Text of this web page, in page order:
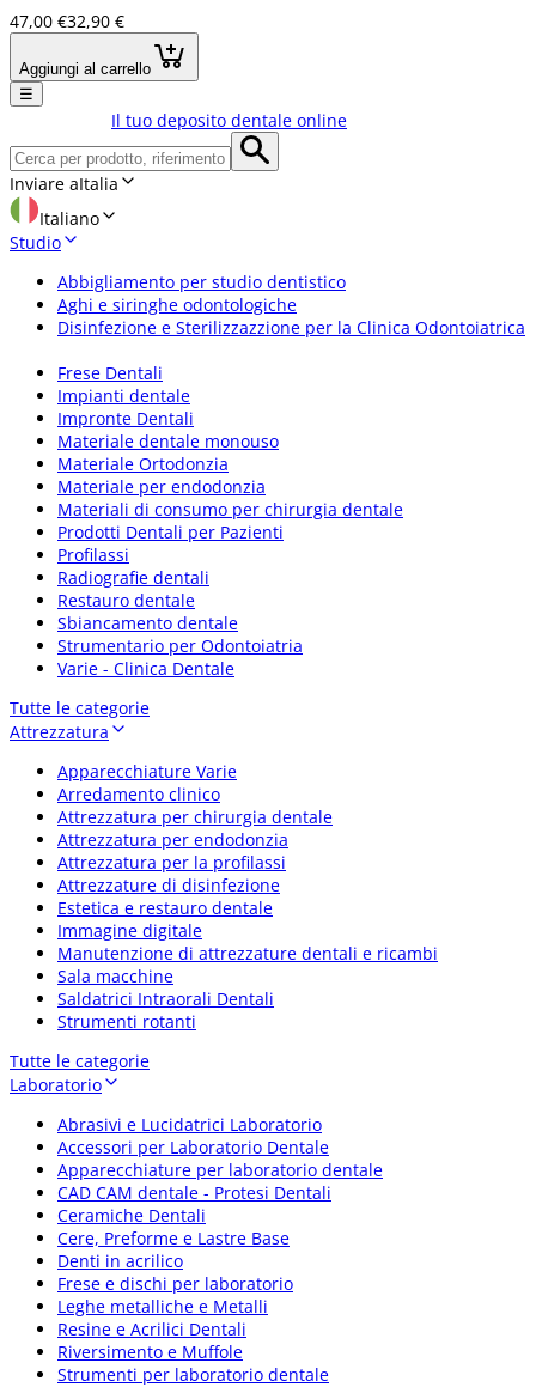
47,00 €32,90 €
Aggiungi al carrello
☰
Il tuo deposito dentale online
Inviare aItalia
Italiano
Studio
Abbigliamento per studio dentistico
Aghi e siringhe odontologiche
Disinfezione e Sterilizzazzione per la Clinica Odontoiatrica
Frese Dentali
Impianti dentale
Impronte Dentali
Materiale dentale monouso
Materiale Ortodonzia
Materiale per endodonzia
Materiali di consumo per chirurgia dentale
Prodotti Dentali per Pazienti
Profilassi
Radiografie dentali
Restauro dentale
Sbiancamento dentale
Strumentario per Odontoiatria
Varie - Clinica Dentale
Tutte le categorie
Attrezzatura
Apparecchiature Varie
Arredamento clinico
Attrezzatura per chirurgia dentale
Attrezzatura per endodonzia
Attrezzatura per la profilassi
Attrezzature di disinfezione
Estetica e restauro dentale
Immagine digitale
Manutenzione di attrezzature dentali e ricambi
Sala macchine
Saldatrici Intraorali Dentali
Strumenti rotanti
Tutte le categorie
Laboratorio
Abrasivi e Lucidatrici Laboratorio
Accessori per Laboratorio Dentale
Apparecchiature per laboratorio dentale
CAD CAM dentale - Protesi Dentali
Ceramiche Dentali
Cere, Preforme e Lastre Base
Denti in acrilico
Frese e dischi per laboratorio
Leghe metalliche e Metalli
Resine e Acrilici Dentali
Riversimento e Muffole
Strumenti per laboratorio dentale